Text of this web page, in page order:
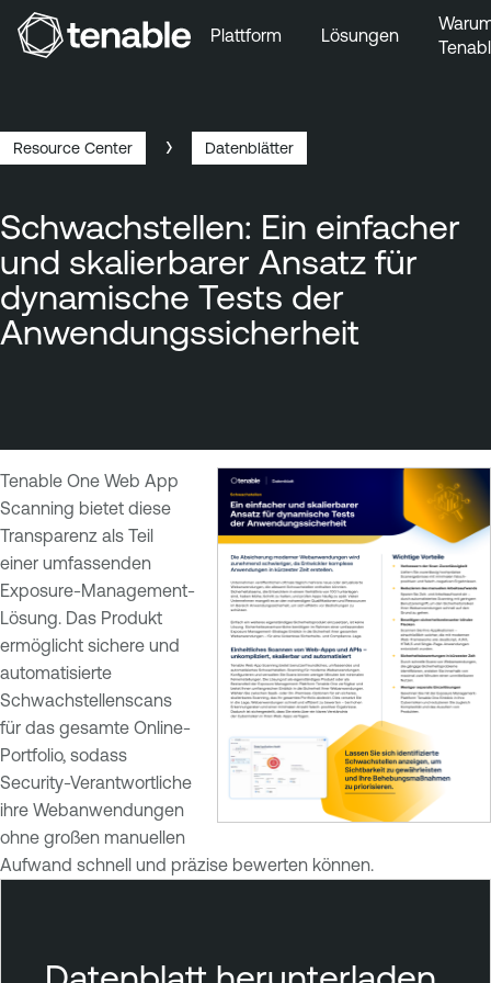
Zur Fußzeile wechseln
Plattform Lösungen
Breadcrumb
Resource Center Datenblätter
Schwachstellen: Ein einfacher
und skalierbarer Ansatz für
dynamische Tests der
Anwendungssicherheit
Tenable One Web App
Scanning bietet diese
Transparenz als Teil
einer umfassenden
Exposure-Management-
Lösung. Das Produkt
ermöglicht sichere und
automatisierte
Schwachstellenscans
für das gesamte Online-
Portfolio, sodass
Security-Verantwortliche
ihre Webanwendungen
ohne großen manuellen
Aufwand schnell und präzise bewerten können.
n